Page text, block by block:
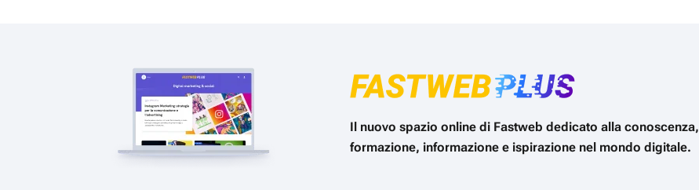
Il nuovo spazio online di Fastweb dedicato alla conoscenza,
formazione, informazione e ispirazione nel mondo digitale.